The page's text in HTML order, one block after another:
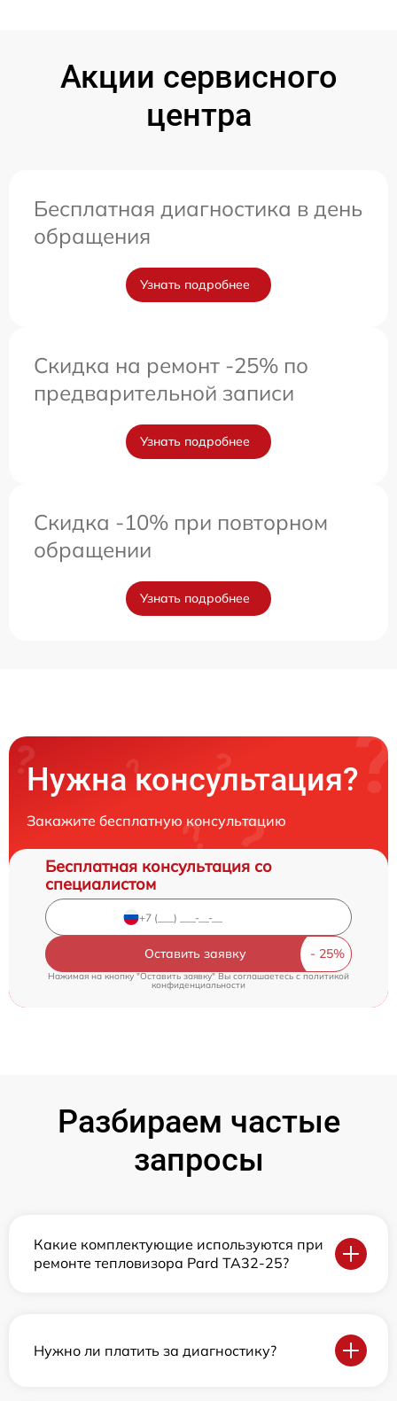
Акции сервисного
центра
Бесплатная диагностика в день
обращения
Узнать подробнее
Скидка на ремонт -25% по
предварительной записи
Узнать подробнее
Скидка -10% при повторном
обращении
Узнать подробнее
Нужна консультация?
Закажите бесплатную консультацию
Бесплатная консультация со
специалистом
Оставить заявку
Нажимая на кнопку "Оставить заявку" Вы соглашаетесь c политикой
конфиденциальности
Разбираем частые
запросы
Какие комплектующие используются при
ремонте тепловизора Pard TA32-25?
Нужно ли платить за диагностику?